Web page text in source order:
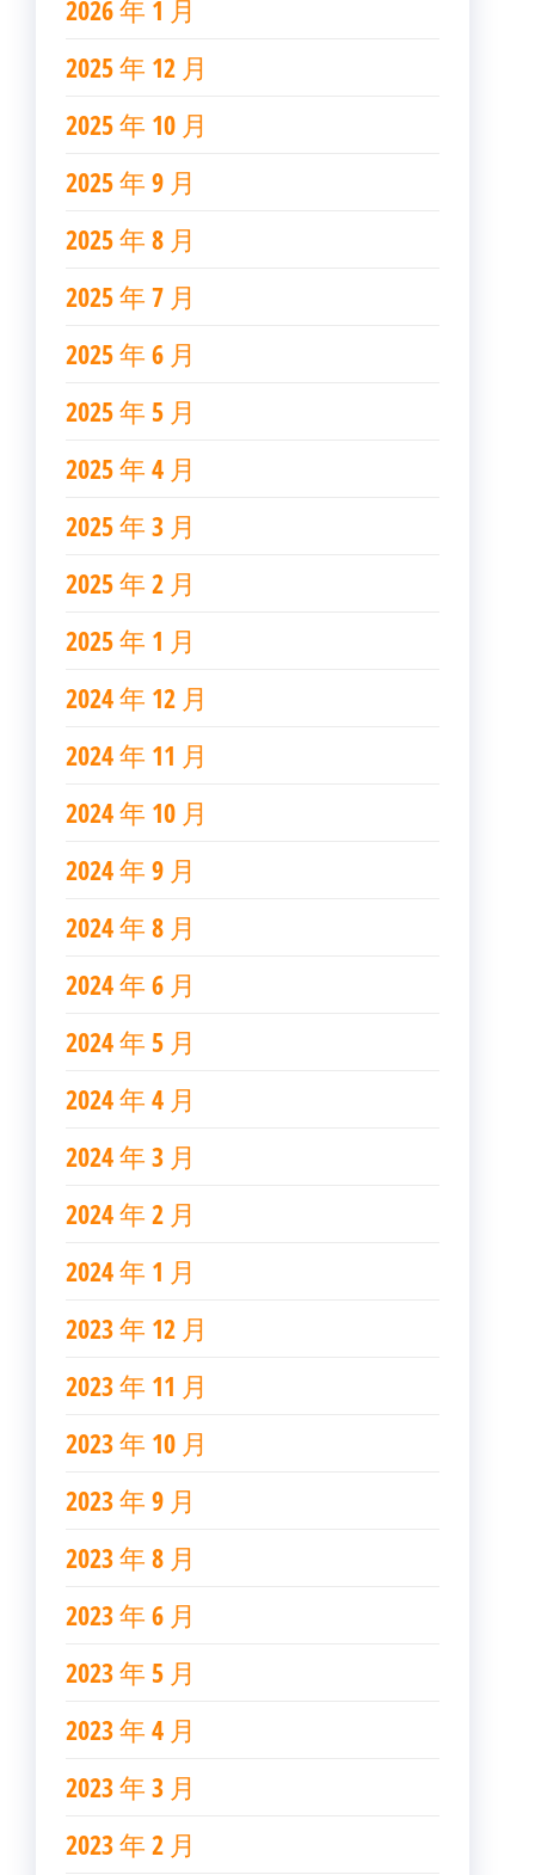
2026 年 1 月
2025 年 12 月
2025 年 10 月
2025 年 9 月
2025 年 8 月
2025 年 7 月
2025 年 6 月
2025 年 5 月
2025 年 4 月
2025 年 3 月
2025 年 2 月
2025 年 1 月
2024 年 12 月
2024 年 11 月
2024 年 10 月
2024 年 9 月
2024 年 8 月
2024 年 6 月
2024 年 5 月
2024 年 4 月
2024 年 3 月
2024 年 2 月
2024 年 1 月
2023 年 12 月
2023 年 11 月
2023 年 10 月
2023 年 9 月
2023 年 8 月
2023 年 6 月
2023 年 5 月
2023 年 4 月
2023 年 3 月
2023 年 2 月